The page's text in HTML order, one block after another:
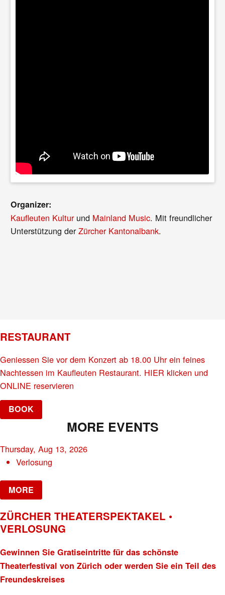
Organizer:
Kaufleuten Kulturund Mainland Music. Mit freundlicher
Unterstützung derZürcher Kantonalbank.
RESTAURANT
Geniessen Sie vor dem Konzert ab 18.00 Uhr ein feines
Nachtessen im Kaufleuten Restaurant. HIER klicken und
ONLINE reservieren
BOOK
MORE EVENTS
Thursday, Aug 13, 2026
Verlosung
MORE
ZÜRCHER THEATERSPEKTAKEL •
VERLOSUNG
Gewinnen Sie Gratiseintritte für das schönste
Theaterfestival von Zürich oder werden Sie ein Teil des
Freundeskreises